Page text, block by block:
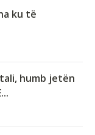
ku të
humb jetën